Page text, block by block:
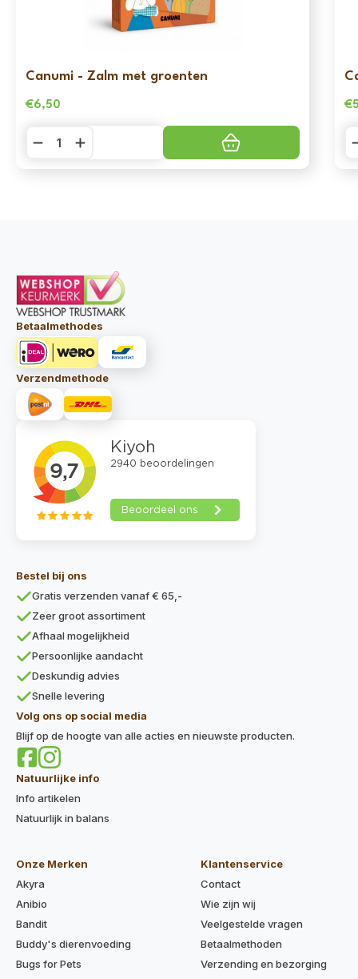
Canumi - Zalm met groenten
€6,50 €
Betaalmethodes
Verzendmethode
Bestel bij ons
Gratis verzenden vanaf € 65,-
Zeer groot assortiment
Afhaal mogelijkheid
Persoonlijke aandacht
Deskundig advies
Snelle levering
Volg ons op social media
Blijf op de hoogte van alle acties en nieuwste producten.
Natuurlijke info
Info artikelen
Natuurlijk in balans
Onze Merken
Akyra
Anibio
Bandit
Buddy's dierenvoeding
Bugs for Pets
Klantenservice
Contact
Wie zijn wij
Veelgestelde vragen
Betaalmethoden
Verzending en bezorging